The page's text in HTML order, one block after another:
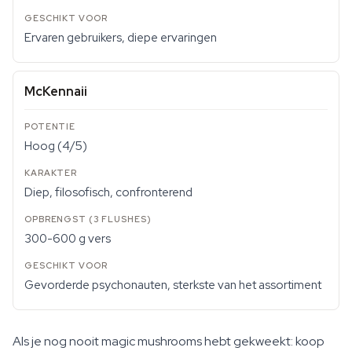
Ervaren gebruikers, diepe ervaringen
McKennaii
Hoog (4/5)
Diep, filosofisch, confronterend
300-600 g vers
Gevorderde psychonauten, sterkste van het assortiment
Als je nog nooit magic mushrooms hebt gekweekt: koop